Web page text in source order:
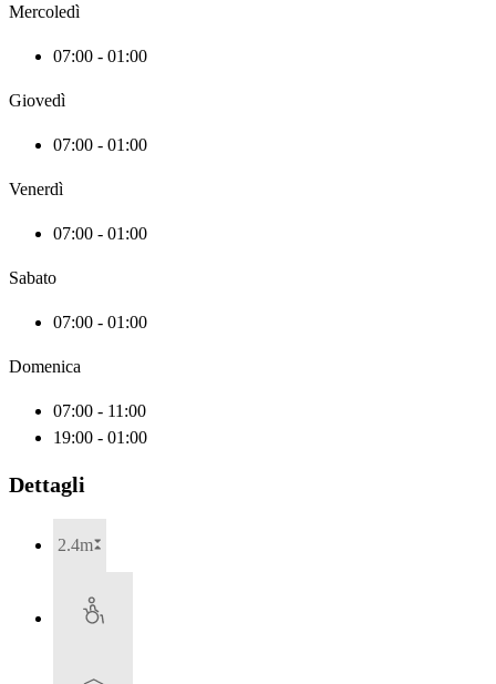
Mercoledì
07:00 - 01:00
Giovedì
07:00 - 01:00
Venerdì
07:00 - 01:00
Sabato
07:00 - 01:00
Domenica
07:00 - 11:00
19:00 - 01:00
Dettagli
2.4m